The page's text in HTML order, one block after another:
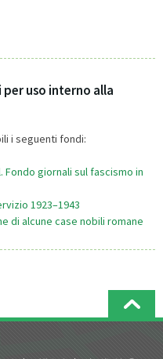
uso interno alla
i seguenti fondi:
giornali sul fascismo in
1923–1943
di alcune case nobili romane